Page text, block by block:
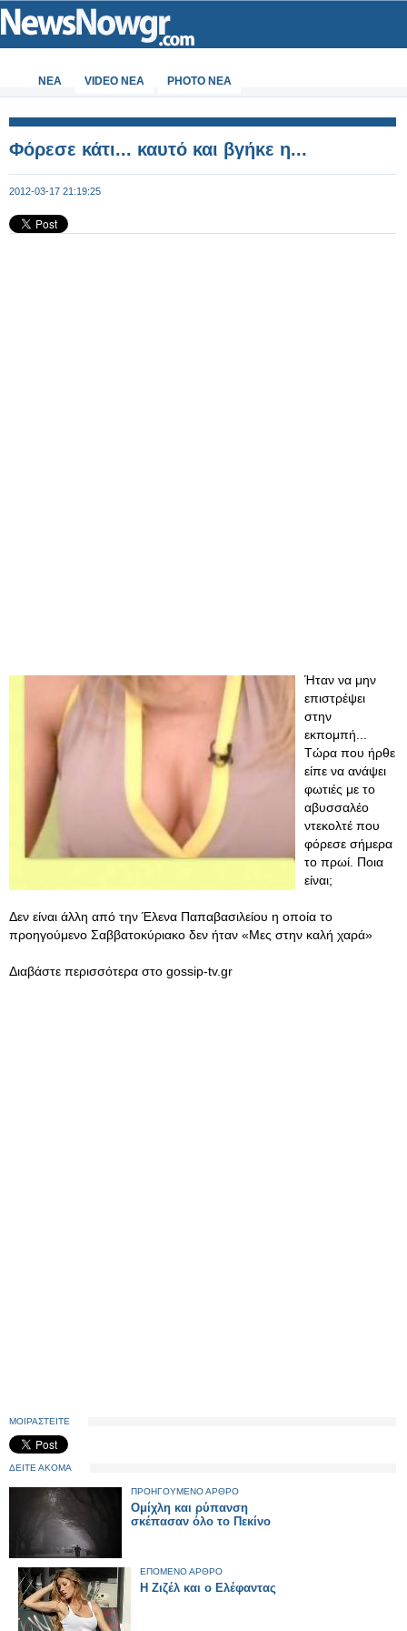
ΝΕΑ VIDEO NEA PHOTO NEA
Φόρεσε κάτι... καυτό και βγήκε η...
2012-03-17 21:19:25
Ήταν να μην
επιστρέψει
στην
εκπομπή...
Τώρα που ήρθε
είπε να ανάψει
φωτιές με το
αβυσσαλέο
ντεκολτέ που
φόρεσε σήμερα
το πρωί. Ποια
είναι;
Δεν είναι άλλη από την Έλενα Παπαβασιλείου η οποία το
προηγούμενο Σαββατοκύριακο δεν ήταν «Μες στην καλή χαρά»
Διαβάστε περισσότερα στο gossip-tv.gr
ΜΟΙΡΑΣΤΕΙΤΕ
ΔΕΙΤΕ ΑΚΟΜΑ
ΠΡΟΗΓΟΥΜΕΝΟ ΑΡΘΡΟ
Ομίχλη και ρύπανση
σκέπασαν όλο το Πεκίνο
ΕΠΟΜΕΝΟ ΑΡΘΡΟ
Η Ζιζέλ και ο Ελέφαντας